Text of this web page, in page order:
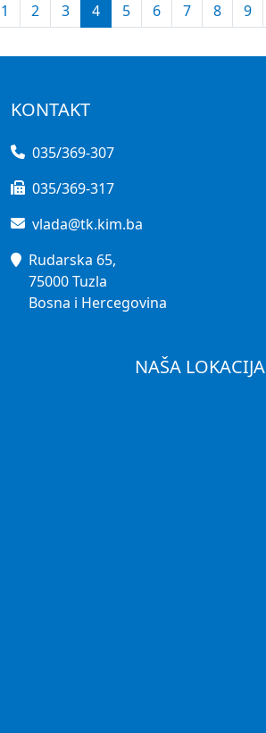
1 2 3 4 5 6 7 8 9
KONTAKT
035/369-307
035/369-317
vlada@tk.kim.ba
Rudarska 65,
75000 Tuzla
Bosna i Hercegovina
NAŠA LOKACIJA